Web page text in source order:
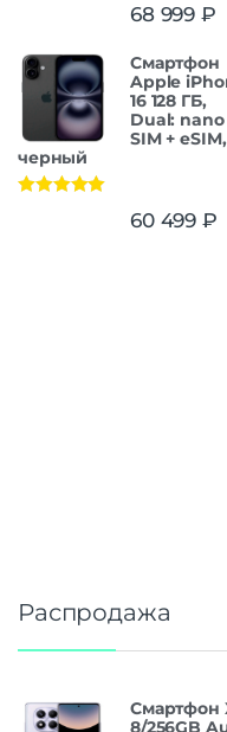
68 999 ₽
Смартфон
Apple
16 128 ГБ,
Dual: nano
SIM + eSIM,
черный
60 499 ₽
Распродажа
Смартфон
8/256GB